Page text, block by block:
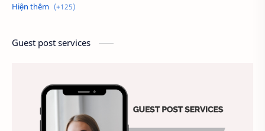
Cách tính lương
Chất lượng dịch vụ Chiến lược nhân sự
Chiến lược quản lý
Guest post services